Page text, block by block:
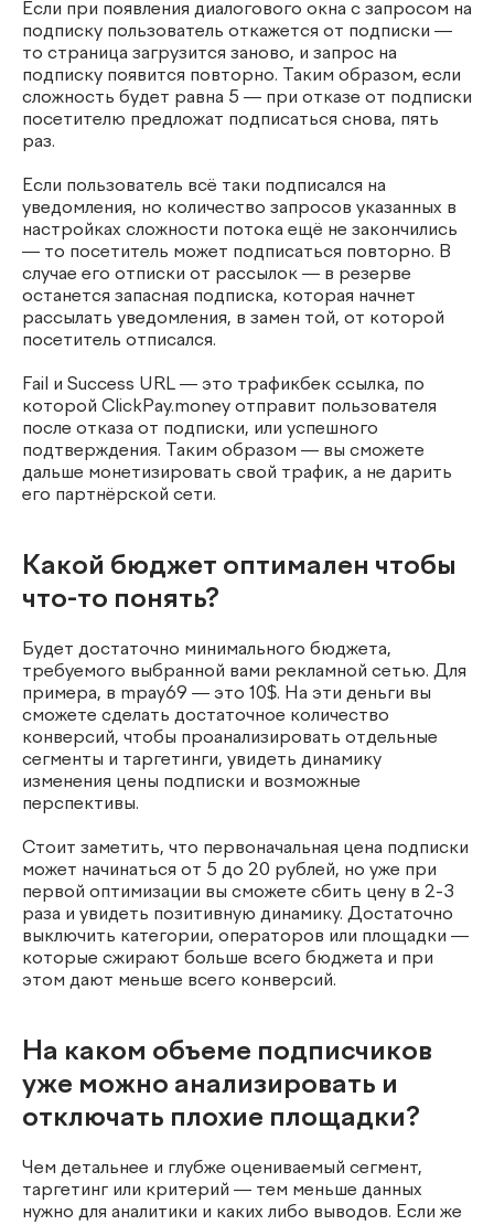
Если при появления диалогового окна с запросом на
подписку пользователь откажется от подписки —
то страница загрузится заново, и запрос на
подписку появится повторно. Таким образом, если
сложность будет равна 5 — при отказе от подписки
посетителю предложат подписаться снова, пять
раз.
Если пользователь всё таки подписался на
уведомления, но количество запросов указанных в
настройках сложности потока ещё не закончились
— то посетитель может подписаться повторно. В
случае его отписки от рассылок — в резерве
останется запасная подписка, которая начнет
рассылать уведомления, в замен той, от которой
посетитель отписался.
Fail и Success URL — это трафикбек ссылка, по
которой ClickPay.money отправит пользователя
после отказа от подписки, или успешного
подтверждения. Таким образом — вы сможете
дальше монетизировать свой трафик, а не дарить
его партнёрской сети.
Какой бюджет оптимален чтобы
что-то понять?
Будет достаточно минимального бюджета,
требуемого выбранной вами рекламной сетью. Для
примера, в mpay69 — это 10$. На эти деньги вы
сможете сделать достаточное количество
конверсий, чтобы проанализировать отдельные
сегменты и таргетинги, увидеть динамику
изменения цены подписки и возможные
перспективы.
Стоит заметить, что первоначальная цена подписки
может начинаться от 5 до 20 рублей, но уже при
первой оптимизации вы сможете сбить цену в 2-3
раза и увидеть позитивную динамику. Достаточно
выключить категории, операторов или площадки —
которые сжирают больше всего бюджета и при
этом дают меньше всего конверсий.
На каком объеме подписчиков
уже можно анализировать и
отключать плохие площадки?
Чем детальнее и глубже оцениваемый сегмент,
таргетинг или критерий — тем меньше данных
нужно для аналитики и каких либо выводов. Если же